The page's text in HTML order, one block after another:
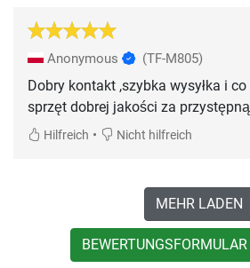
Anonymous (TF-M805)
Dobry kontakt ,szybka wysyłka i
sprzęt dobrej jakości za
Hilfreich • Nicht hilfreich
MEHR LADEN